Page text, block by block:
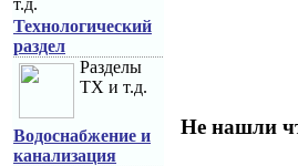
т.д.
Технологический
раздел
Разделы
ТХ и т.д.
Водоснабжение и
канализация
Не нашли